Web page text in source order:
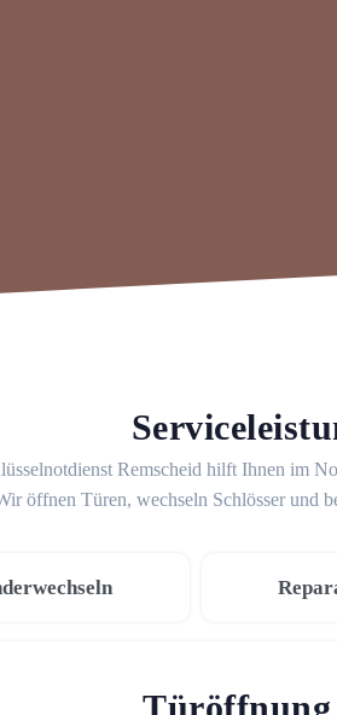
Remscheid hilft Ihnen im
öffnen Türen, wechseln Schlösser und